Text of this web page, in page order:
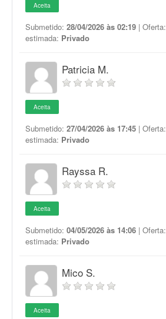
Aceita
Submetido: 28/04/2026 às 02:19 | Oferta:
estimada: Privado
Patricia M.
Aceita
Submetido: 27/04/2026 às 17:45 | Oferta:
estimada: Privado
Rayssa R.
Aceita
Submetido: 04/05/2026 às 14:06 | Oferta:
estimada: Privado
Mico S.
Aceita